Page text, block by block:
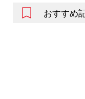
おすすめ